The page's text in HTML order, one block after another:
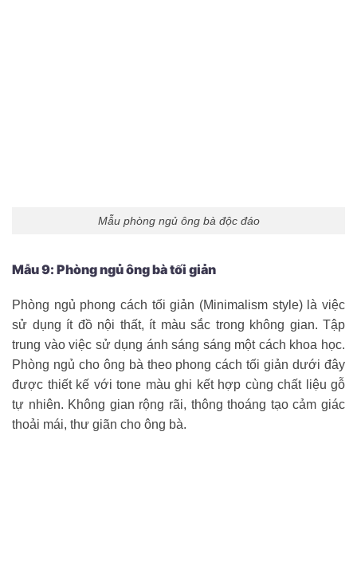
Mẫu phòng ngủ ông bà độc đáo
Mẫu 9: Phòng ngủ ông bà tối giản
Phòng ngủ phong cách tối giản (Minimalism style) là việc
sử dụng ít đồ nội thất, ít màu sắc trong không gian. Tập
trung vào việc sử dụng ánh sáng sáng một cách khoa học.
Phòng ngủ cho ông bà theo phong cách tối giản dưới đây
được thiết kế với tone màu ghi kết hợp cùng chất liệu gỗ
tự nhiên. Không gian rộng rãi, thông thoáng tạo cảm giác
thoải mái, thư giãn cho ông bà.